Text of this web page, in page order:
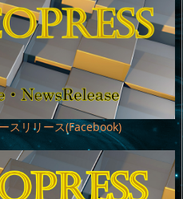
スリリース(Facebook)